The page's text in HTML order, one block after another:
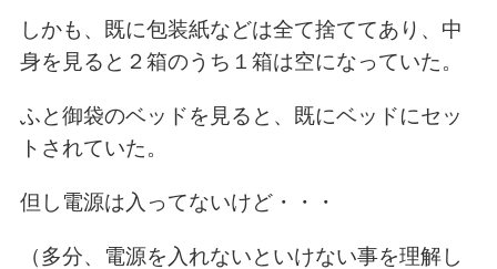
しかも、既に包装紙などは全て捨ててあり、中
身を見ると ２箱のうち１箱は空になっていた。
ふと御袋のベッドを見ると、既にベッドにセッ
トされていた。
但し電源は入ってないけど・・・
（多分、電源を入れないといけない事を理解し